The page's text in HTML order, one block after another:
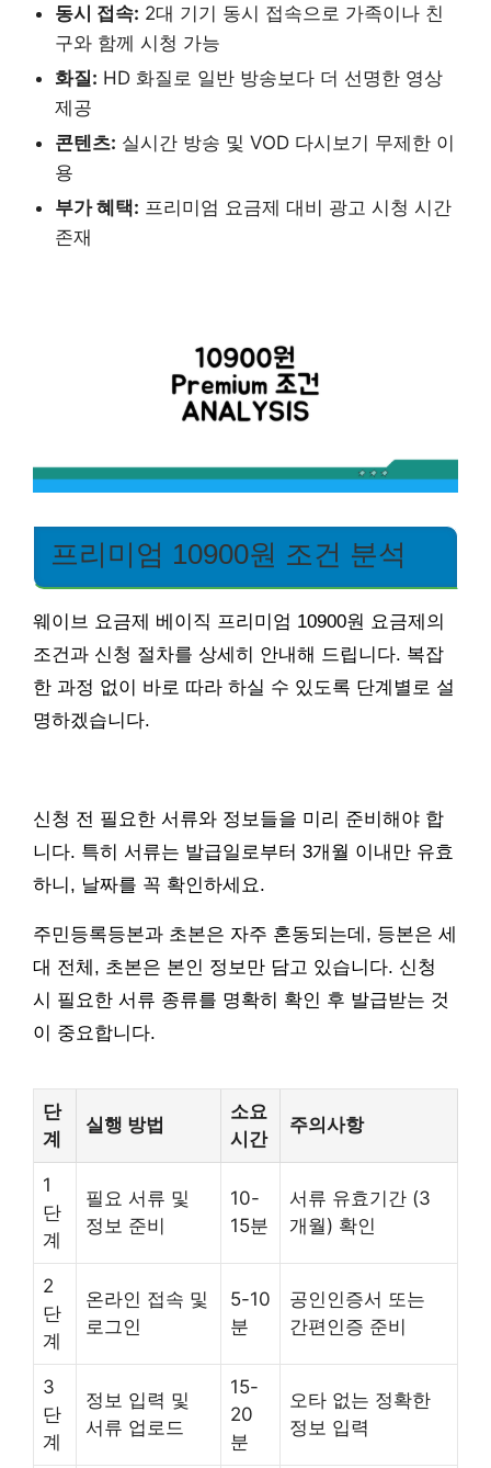
동시 접속: 2대 기기 동시 접속으로 가족이나 친
구와 함께 시청 가능
화질: HD 화질로 일반 방송보다 더 선명한 영상
제공
콘텐츠: 실시간 방송 및 VOD 다시보기 무제한 이
용
부가 혜택: 프리미엄 요금제 대비 광고 시청 시간
존재
프리미엄 10900원 조건 분석
웨이브 요금제 베이직 프리미엄 10900원 요금제의
조건과 신청 절차를 상세히 안내해 드립니다. 복잡
한 과정 없이 바로 따라 하실 수 있도록 단계별로 설
명하겠습니다.
신청 전 필요한 서류와 정보들을 미리 준비해야 합
니다. 특히 서류는 발급일로부터 3개월 이내만 유효
하니, 날짜를 꼭 확인하세요.
주민등록등본과 초본은 자주 혼동되는데, 등본은 세
대 전체, 초본은 본인 정보만 담고 있습니다. 신청
시 필요한 서류 종류를 명확히 확인 후 발급받는 것
이 중요합니다.
단
계
실행 방법
소요
시간
주의사항
1
단
계
필요 서류 및
정보 준비
10-
15분
서류 유효기간 (3
개월) 확인
2
단
계
온라인 접속 및
로그인
5-10
분
공인인증서 또는
간편인증 준비
3
단
계
정보 입력 및
서류 업로드
15-
20
분
오타 없는 정확한
정보 입력